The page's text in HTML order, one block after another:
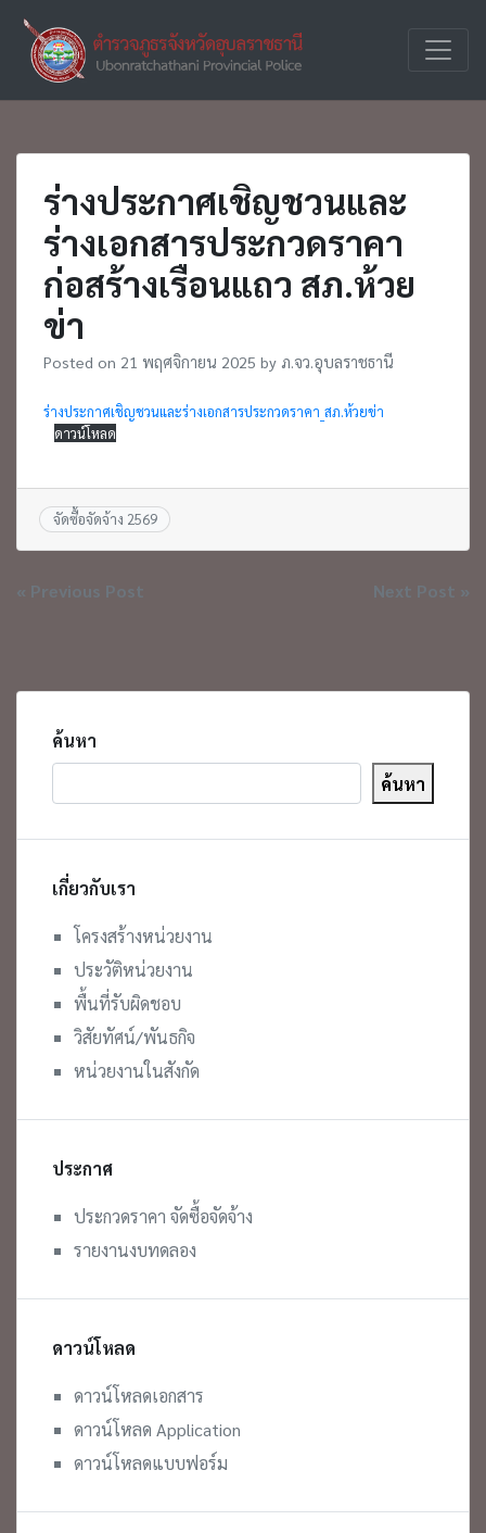
content
ภ.จว.อุ
ตำรวจภูธร
ร่างประกาศเชิญชวนและ
ร่างเอกสารประกวดราคา
ก่อสร้างเรือนแถว สภ.ห้วย
ข่า
Posted on 21 พฤศจิกายน 2025 by ภ.จว.อุบลราชธานี
ร่างประกาศเชิญชวนและร่างเอกสารประกวดราคา_สภ.ห้วยข่า
ดาวน์โหลด
จัดซื้อจัดจ้าง 2569
แนะแนว
« Previous Post Next Post »
ค้นหา
ค้นหา
เกี่ยวกับเรา
โครงสร้างหน่วยงาน
ประวัติหน่วยงาน
พื้นที่รับผิดชอบ
วิสัยทัศน์/พันธกิจ
หน่วยงานในสังกัด
ประกาศ
ประกวดราคา จัดซื้อจัดจ้าง
รายงานงบทดลอง
ดาวน์โหลด
ดาวน์โหลดเอกสาร
ดาวน์โหลด Application
ดาวน์โหลดแบบฟอร์ม